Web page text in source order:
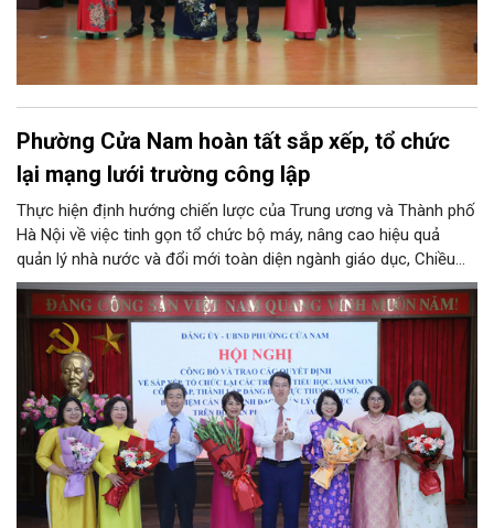
Phường Cửa Nam hoàn tất sắp xếp, tổ chức
lại mạng lưới trường công lập
Thực hiện định hướng chiến lược của Trung ương và Thành phố
Hà Nội về việc tinh gọn tổ chức bộ máy, nâng cao hiệu quả
quản lý nhà nước và đổi mới toàn diện ngành giáo dục, Chiều
4/8, Đảng ủy - UBND phường Cửa Nam tổ chức Hội nghị công
bố và trao quyết định về việc sắp xếp, tổ chức lại các trường
tiểu học, mầm non công lập, thành lập đảng bộ trực thuộc cơ
sở, bổ nhiệm cán bộ lãnh đạo quản lý giáo dục trên địa bàn
phường.